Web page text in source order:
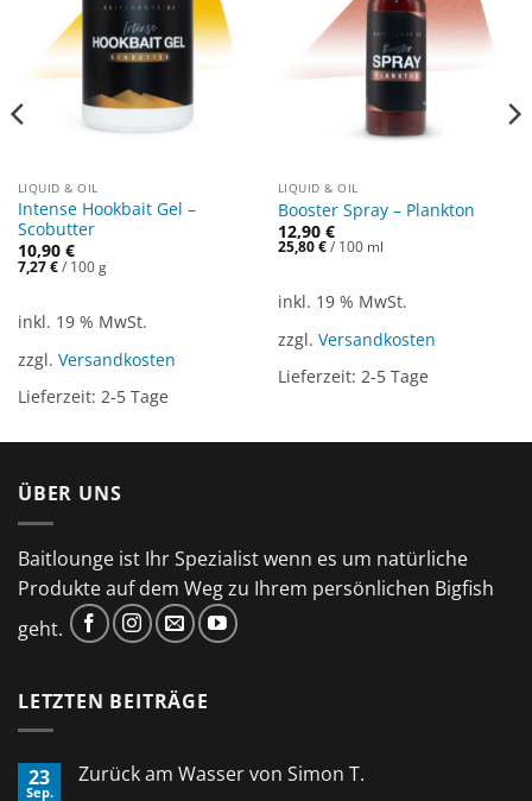
LIQUID & OIL
Intense Hookbait Gel –
Scobutter
10,90 €
7,27€/ 100g
inkl. 19 % MwSt.
zzgl. Versandkosten
Lieferzeit: 2-5 Tage
LIQUID & OIL
Booster Spray – Plankton
12,90 €
25,80€/ 100 ml
inkl. 19 % MwSt.
zzgl. Versandkosten
Lieferzeit: 2-5 Tage
ÜBER UNS
Baitlounge ist Ihr Spezialist wenn es um natürliche
Produkte auf dem Weg zu Ihrem persönlichen Bigfish
geht.
LETZTEN BEITRÄGE
23
Sep.
Zurück am Wasser von Simon T.